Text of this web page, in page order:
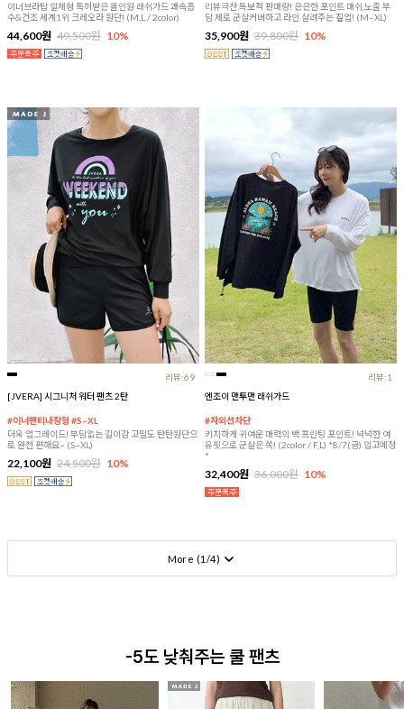
이너브라탑 일체형 특허받은 올인원 래쉬가드 쾌속흡
수&건조 세계1위 크레오라 원단! (M,L / 2color)
44,600원 49,500원 10%
리뷰극찬,독보적 판매량! 은은한 포인트 매쉬,노출 부
담 제로 군살커버하고 라인 살려주는 짚업! (M~XL)
35,900원 39,800원 10%
리뷰:69
[JVERA] 시그니처 워터 팬츠 2탄
#이너팬티내장형 #S~XL
더욱 업그레이드! 부담없는 길이감 고밀도 탄탄원단으
로 완전 편해요~ (S~XL)
22,100원 24,500원 10%
리뷰:1
엔조이 맨투맨 래쉬가드
#자외선차단
키치하게 귀여운 매력의 백 프린팅 포인트! 넉넉한 여
유핏으로 군살은 쏙! (2color / F,L) *8/7(금) 입고예정
*
32,400원 36,000원 10%
More (1 /4)
-5도 낮춰주는 쿨 팬츠